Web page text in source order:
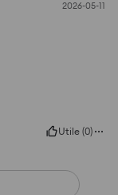
2026-05-11
Utile (0)